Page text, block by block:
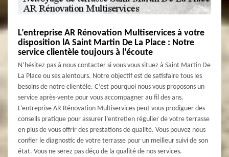
L’entreprise AR Rénovation Multiservices à votre
disposition lA Saint Martin De La Place : Notre
service clientèle toujours à l’écoute
N’hésitez pas à nous contacter si vous vous situez à Saint Martin De
La Place ou ses alentours. Notre objectif est de satisfaire tous les
besoins de notre clientèle. C’est pourquoi nous vous proposons un
service après-vente pour vous accompagner au fil des ans.
L’entreprise AR Rénovation Multiservices peut vous prodiguer des
conseils pratique pour assurer l’entretien régulier de votre terrasse
en plus de vous offrir des prestations de qualité. Vous pouvez nous
confier le diagnostic de votre terrasse pour un meilleur suivi de son
état. Vous ne serez pas déçu de la qualité de nos services.